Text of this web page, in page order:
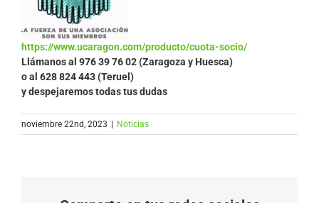
https://www.ucaragon.com/producto/cuota-socio/
Llámanos al 976 39 76 02 (Zaragoza y Huesca)
o al 628 824 443 (Teruel)
y despejaremos todas tus dudas
noviembre 22nd, 2023 | Noticias